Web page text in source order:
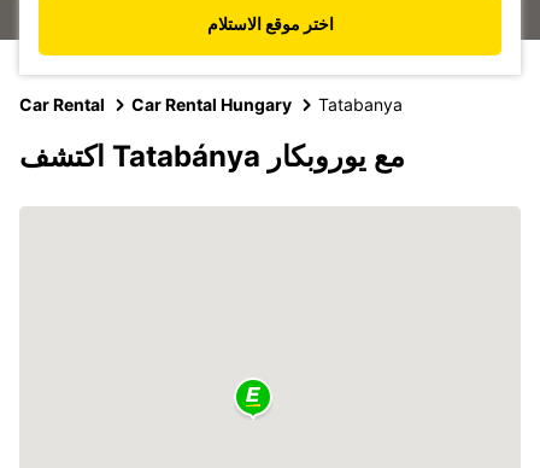
اختر موقع الاستلام
Car Rental Car Rental Hungary Tatabanya
اكتشف Tatabánya مع يوروبكار